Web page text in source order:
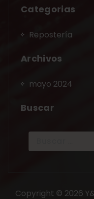
Categorias
Repostería
Archivos
mayo 2024
Buscar
Copyright © 2026